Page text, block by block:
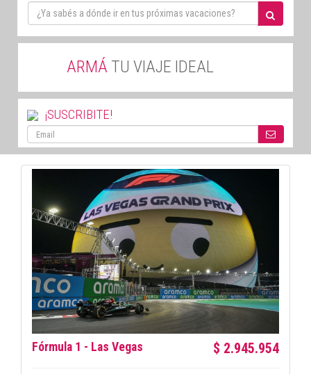
ARMÁ TU VIAJE IDEAL
¡SUSCRIBITE!
Fórmula 1 - Las Vegas $ 2.945.954